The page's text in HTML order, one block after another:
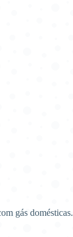
gás domésticas.